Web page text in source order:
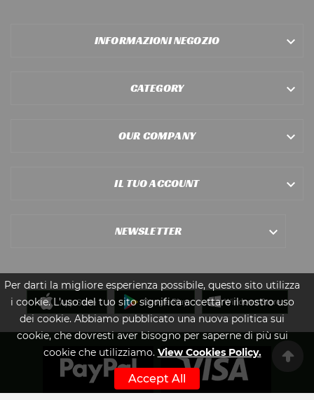
Per darti la migliore esperienza possibile, questo sito utilizza
i cookie. L'uso del tuo sito significa accettare il nostro uso
dei cookie. Abbiamo pubblicato una nuova politica sui
cookie, che dovresti aver bisogno per saperne di più sui
cookie che utilizziamo. View Cookies Policy.
Accept All
INFORMAZIONI NEGOZIO 
CATEGORY 
OUR COMPANY 
IL TUO ACCOUNT 
NEWSLETTER 